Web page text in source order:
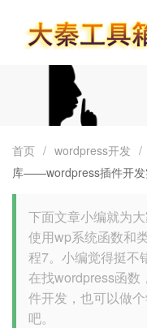
首页 / wordpress开发 /
库——wordpress插件开发
下面文章小编就为
使用wp系统函数和
程7。小编觉得挺不
在找wordpress函数
件开发，也可以做
吧。